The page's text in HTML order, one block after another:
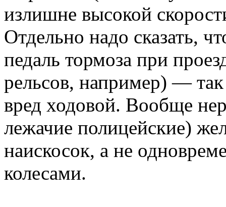
излишне высокой
Отдельно надо сказать,
педаль тормоза при
рельсов, например) —
вред ходовой. Вообще
лежачие полицейские)
наискосок, а не
колесами.